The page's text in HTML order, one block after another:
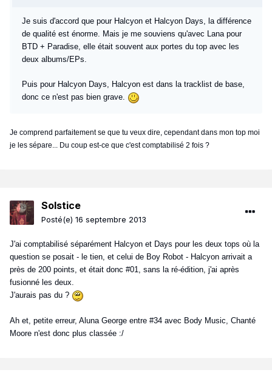
Je suis d'accord que pour Halcyon et Halcyon Days, la différence
de qualité est énorme. Mais je me souviens qu'avec Lana pour
BTD + Paradise, elle était souvent aux portes du top avec les
deux albums/EPs.
Puis pour Halcyon Days, Halcyon est dans la tracklist de base,
donc ce n'est pas bien grave.
Je comprend parfaitement se que tu veux dire, cependant dans mon top moi
je les sépare... Du coup est-ce que c'est comptabilisé 2 fois ?
Solstice
Posté(e) 16 septembre 2013
J'ai comptabilisé séparément Halcyon et Days pour les deux tops où la
question se posait - le tien, et celui de Boy Robot - Halcyon arrivait a
près de 200 points, et était donc #01, sans la ré-édition, j'ai après
fusionné les deux.
J'aurais pas du ?
Ah et, petite erreur, Aluna George entre #34 avec Body Music, Chanté
Moore n'est donc plus classée :/